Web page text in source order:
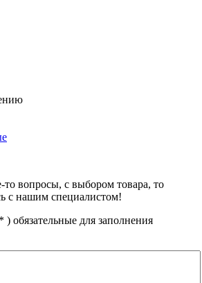
то вопросы, с выбором товара, то
с нашим специалистом!
* ) обязательные для заполнения